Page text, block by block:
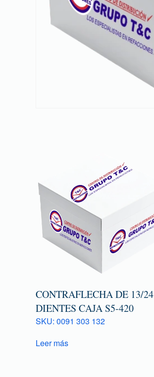
CONTRAFLECHA DE 13/24
DIENTES CAJA S5-420
SKU: 0091 303 132
Leer más